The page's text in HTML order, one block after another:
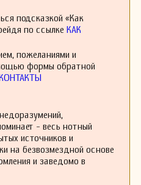
подсказкой «Как
по ссылке КАК
пожеланиями и
формы обратной
- весь нотный
источников и
на безвозмездной основе
и заведомо в